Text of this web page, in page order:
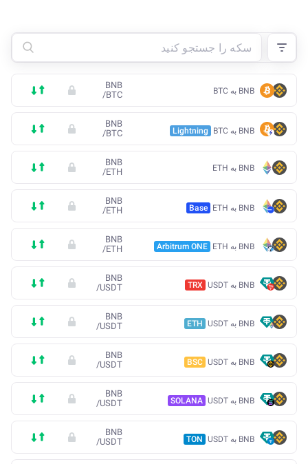
BNB به BTC
BNB
/BTC
BNB به BTC Lightning
BNB
/BTC
BNB به ETH
BNB
/ETH
BNB به ETH Base
BNB
/ETH
BNB به ETH Arbitrum ONE
BNB
/ETH
BNB به USDT TRX
BNB
/USDT
BNB به USDT ETH
BNB
/USDT
BNB به USDT BSC
BNB
/USDT
BNB به USDT SOLANA
BNB
/USDT
BNB به USDT TON
BNB
/USDT